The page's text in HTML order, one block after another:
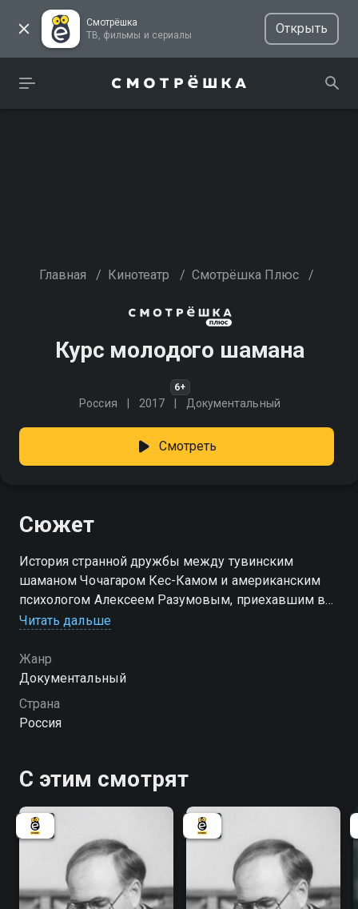
Смотрёшка
ТВ, фильмы и сериалы
Открыть
Главная / Кинотеатр / Смотрёшка Плюс /
Курс молодого шамана
6+
Россия 2017 Документальный
Смотреть
Сюжет
История странной дружбы между тувинским
шаманом Чочагаром Кес-Камом и американским
психологом Алексеем Разумовым, приехавшим в
Туву, чтобы изучить шаманские практики и открыть
избирает его проводником и учителем. Чочагар
посвящает Алексея в ученики, ведёт по Местам
Силы, знакомит с самыми могучими тувинскими
шаманами. Но, чем глубже Алексей и Чочагар
Читать дальше
Жанр
Документальный
Страна
Россия
С этим смотрят